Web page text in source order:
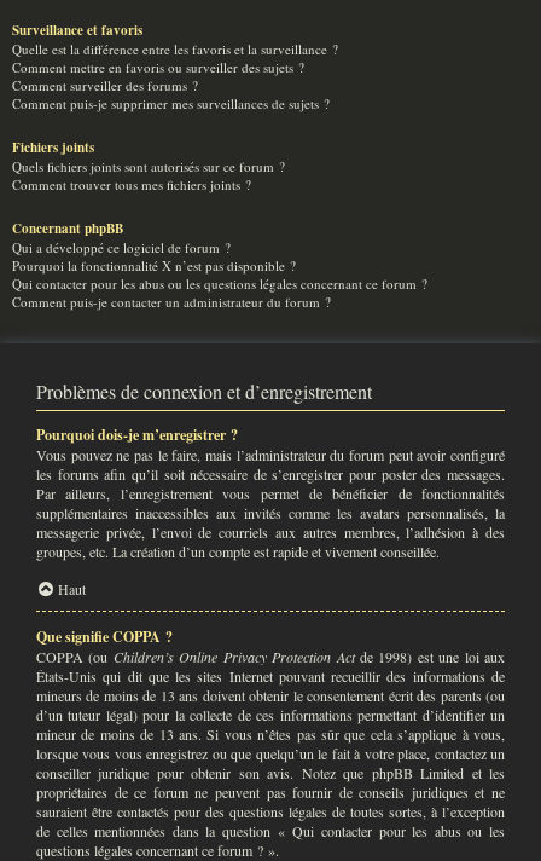
Surveillance et favoris
Quelle est la différence entre les favoris et la surveillance ?
Comment mettre en favoris ou surveiller des sujets ?
Comment surveiller des forums ?
Comment puis-je supprimer mes surveillances de sujets ?
Fichiers joints
Quels fichiers joints sont autorisés sur ce forum ?
Comment trouver tous mes fichiers joints ?
Concernant phpBB
Qui a développé ce logiciel de forum ?
Pourquoi la fonctionnalité X n’est pas disponible ?
Qui contacter pour les abus ou les questions légales concernant ce forum ?
Comment puis-je contacter un administrateur du forum ?
Problèmes de connexion et d’enregistrement
Pourquoi dois-je m’enregistrer ?
Vous pouvez ne pas le faire, mais l’administrateur du forum peut avoir configuré
les forums afin qu’il soit nécessaire de s’enregistrer pour poster des messages.
Par ailleurs, l’enregistrement vous permet de bénéficier de fonctionnalités
supplémentaires inaccessibles aux invités comme les avatars personnalisés, la
messagerie privée, l’envoi de courriels aux autres membres, l’adhésion à des
groupes, etc. La création d’un compte est rapide et vivement conseillée.
Haut
Que signifie COPPA ?
COPPA (ou Children’s Online Privacy Protection Actde 1998) est une loi aux
États-Unis qui dit que les sites Internet pouvant recueillir des informations de
mineurs de moins de 13 ans doivent obtenir le consentement écrit des parents (ou
d’un tuteur légal) pour la collecte de ces informations permettant d’identifier un
mineur de moins de 13 ans. Si vous n’êtes pas sûr que cela s’applique à vous,
lorsque vous vous enregistrez ou que quelqu’un le fait à votre place, contactez un
conseiller juridique pour obtenir son avis. Notez que phpBB Limited et les
propriétaires de ce forum ne peuvent pas fournir de conseils juridiques et ne
sauraient être contactés pour des questions légales de toutes sortes, à l’exception
de celles mentionnées dans la question « Qui contacter pour les abus ou les
questions légales concernant ce forum ? ».